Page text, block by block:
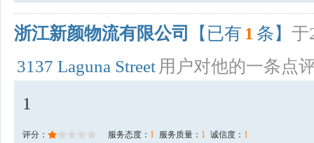
浙江新颜物流有限公司 【已有 1 条】 于
3137 Laguna Street 用户对他的一条点
1
评分： 服务态度： 1 服务质量： 1 诚信度： 1